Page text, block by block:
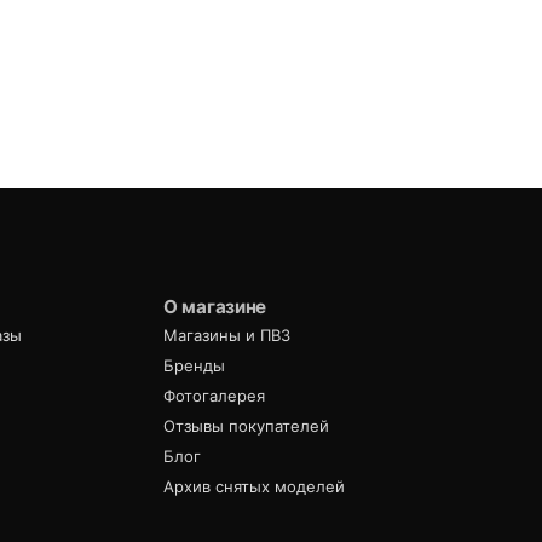
О магазине
Магазины и ПВЗ
Бренды
Фотогалерея
Отзывы покупателей
Блог
Архив снятых моделей